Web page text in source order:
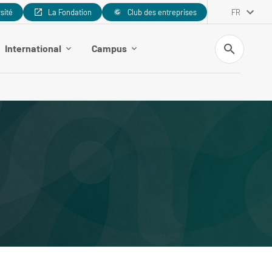
La Fondation Club des entreprises FR
International Campus
Recherche